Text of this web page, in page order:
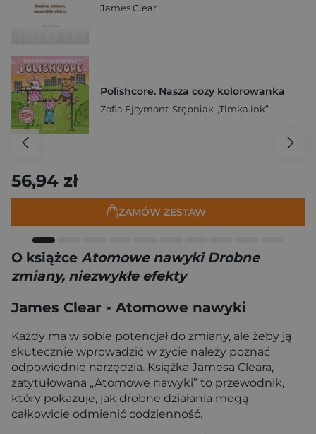
James Clear
Polishcore. Nasza cozy kolorowanka
Zofia Ejsymont-Stępniak „Timka.ink”
56,94 zł
ZAMÓW ZESTAW
O książce Atomowe nawyki Drobne
zmiany, niezwykłe efekty
James Clear - Atomowe nawyki
Każdy ma w sobie potencjał do zmiany, ale żeby ją
skutecznie wprowadzić w życie należy poznać
odpowiednie narzędzia. Książka Jamesa Cleara,
zatytułowana „Atomowe nawyki” to przewodnik,
który pokazuje, jak drobne działania mogą
całkowicie odmienić codzienność.